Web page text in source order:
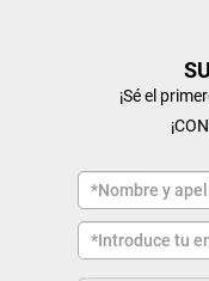
¡Sé el